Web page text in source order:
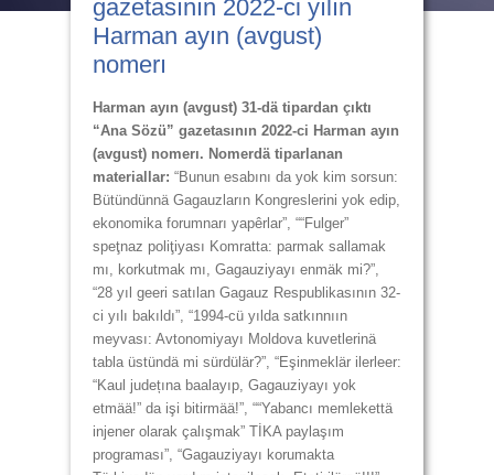
gazetasının 2022-ci yılın
Harman ayın (avgust)
nomerı
Harman ayın (avgust) 31-dä tipardan çıktı
“Ana Sözü” gazetasının 2022-ci Harman ayın
(avgust) nomerı. Nomerdä tiparlanan
materiallar: “Bunun esabını da yok kim sorsun:
Bütündünnä Gagauzların Kongreslerini yok edip,
ekonomika forumnarı yapêrlar”, ““Fulger”
speţnaz poliţiyası Komratta: parmak sallamak
mı, korkutmak mı, Gagauziyayı enmäk mi?”,
“28 yıl geeri satılan Gagauz Respublikasının 32-
ci yılı bakıldı”, “1994-cü yılda satkınnıın
meyvası: Avtonomiyayı Moldova kuvetlerinä
tabla üstündä mi sürdülär?”, “Eşinmeklär ilerleer:
“Kaul județına baalayıp, Gagauziyayı yok
etmää!” da işi bitirmää!”, ““Yabancı memlekettä
injener olarak çalışmak” TİKA paylaşım
programası”, “Gagauziyayı korumakta